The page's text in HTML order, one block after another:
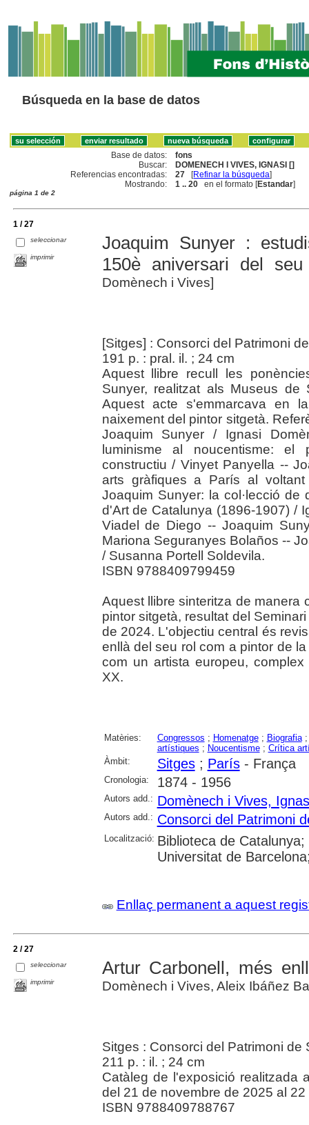
Búsqueda en la base de datos
Base de datos:
fons
Buscar:
DOMENECH I VIVES, IGNASI []
Referencias encontradas:
27 [Refinar la búsqueda]
Mostrando:
1 .. 20 en el formato [Estandar]
página 1 de 2
1 / 27
seleccionar
imprimir
Joaquim Sunyer :
150è aniversari del seu
Domènech i Vives]
[Sitges] : Consorci del Patrimoni
191 p. : pral. il. ; 24 cm
Aquest llibre recull les
Sunyer, realitzat als Museus
Aquest acte s'emmarcava en
naixement del pintor sitgetà.
Joaquim Sunyer / Ignasi
luminisme al noucentisme:
constructiu / Vinyet Panyella --
arts gràfiques a París al
Joaquim Sunyer: la col·lecció
d'Art de Catalunya (1896-1907) /
Viadel de Diego -- Joaquim
Mariona Seguranyes Bolaños --
/ Susanna Portell Soldevila.
ISBN 9788409799459
Aquest llibre sinteritza de manera
pintor sitgetà, resultat del
de 2024. L'objectiu central és
enllà del seu rol com a pintor de
com un artista europeu,
XX.
Matèries: Congressos ; Homenatge; Biografia
artístiques ; Noucentisme; Crítica
Àmbit:
Sitges; París- França
Cronologia: 1874 - 1956
Autors add.: Domènech i Vives,
Autors add.: Consorci del Patrimoni
Localització: Biblioteca de
Universitat de
Enllaç permanent a aquest
2 / 27
seleccionar
imprimir
Artur Carbonell, més
Domènech i Vives, Aleix Ibáñez
Sitges : Consorci del Patrimoni de
211 p. : il. ; 24 cm
Catàleg de l'exposició realitzada
del 21 de novembre de 2025 al
ISBN 9788409788767